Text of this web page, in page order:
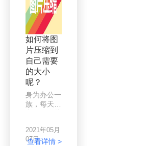
题，只需上
传照片，几
秒钟即可压
缩完成，自
己选择压缩
大小，是不
是很厉害。
如何将图
片压缩到
自己需要
的大小
呢？
身为办公一
族，每天要
常要进行图
片的编辑或
2021年05月
07日
查看详情 >